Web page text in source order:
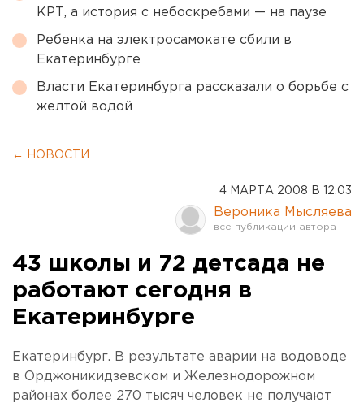
КРТ, а история с небоскребами — на паузе
Ребенка на электросамокате сбили в
Екатеринбурге
Власти Екатеринбурга рассказали о борьбе с
желтой водой
← НОВОСТИ
4 МАРТА 2008 В 12:03
Вероника Мысляева
43 школы и 72 детсада не
работают сегодня в
Екатеринбурге
Екатеринбург. В результате аварии на водоводе
в Орджоникидзевском и Железнодорожном
районах более 270 тысяч человек не получают